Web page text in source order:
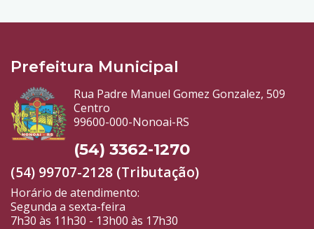
Prefeitura Municipal
Rua Padre Manuel Gomez Gonzalez, 509
Centro
99600-000-Nonoai-RS
(54) 3362-1270
(54) 99707-2128 (Tributação)
Horário de atendimento:
Segunda a sexta-feira
7h30 às 11h30 - 13h00 às 17h30